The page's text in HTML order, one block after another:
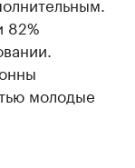
82%
молодые